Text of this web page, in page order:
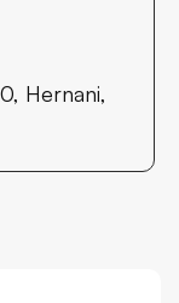
Hernani,